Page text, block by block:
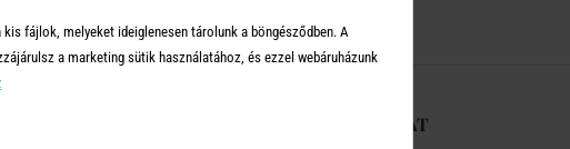
KAPCSOLAT
fájlok, melyeket ideiglenesen tárolunk a böngésződben. A
a marketing sütik használatához, és ezzel webáruházunk